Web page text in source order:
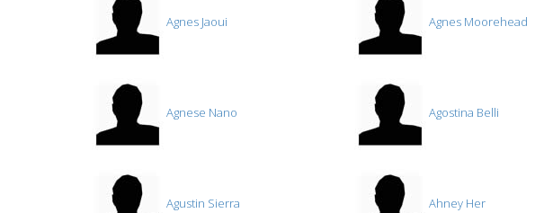
Agnes Jaoui Agnes Moorehead
Agnese Nano Agostina Belli
Agustin Sierra Ahney Her